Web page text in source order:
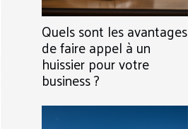
Quels sont les avantages
de faire appel à un
huissier pour votre
business ?